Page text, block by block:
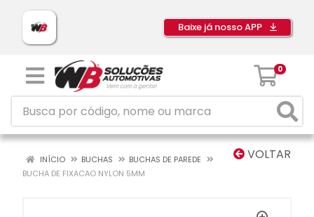
Baixe já nosso APP
0
VOLTAR
INÍCIO BUCHAS
BUCHAS DE PAREDE
BUCHA DE FIXACAO NYLON 5MM